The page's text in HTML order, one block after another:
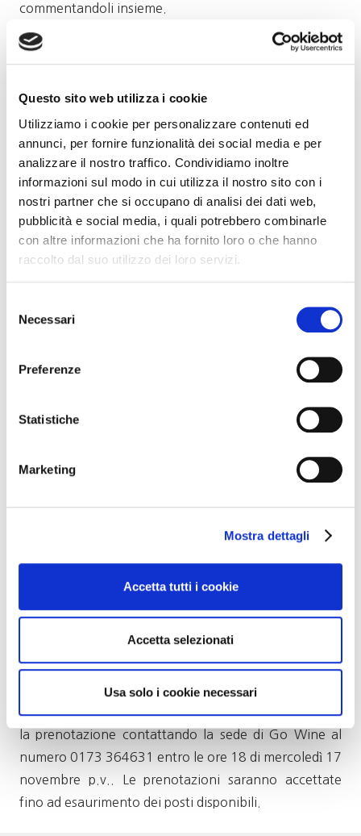
Questo sito web utilizza i cookie
Utilizziamo i cookie per personalizzare contenuti ed
annunci, per fornire funzionalità dei social media e per
analizzare il nostro traffico. Condividiamo inoltre
informazioni sul modo in cui utilizza il nostro sito con i
nostri partner che si occupano di analisi dei dati web,
pubblicità e social media, i quali potrebbero combinarle
con altre informazioni che ha fornito loro o che hanno
raccolto dal suo utilizzo dei loro servizi.
delNecessari
Preferenze
Statistiche
Marketing
Mostra dettagli
Accetta tutti i cookie
Accetta selezionati
Usa solo i cookie necessari
commentandoli insieme.
Sede del convivio la Osteria Vineria Il Torchio di
Dogliani, che si trova nella salita che conduce dal
A proposito della Cisrà:
a Dogliani la celebrano ogni anno nel periodo della
della cucina piemontese. Sembra che anticamente
nel paese di Dogliani, nelle Langhe, durante la festa
dei santi i membri delle confraternite religiose
trippa e ceci ai visitatori che arrivavano da luoghi
lontani attraverso lunghe marce.
Ecco il menu proposto dal ristorante
battuta al coltello, vitello tonnato, insalata russa
Costo della serata: € 43. L’invito è riservato
esclusivamente ai soci.
Il ricavato andrà a sostegno dei progetti culturali
dell’associazione.
I posti sono limitati a 12 partecipanti, ed è necessaria
la prenotazione contattando la sede di Go Wine al
numero 0173 364631 entro le ore 18 di mercoledì 17
novembre p.v.. Le prenotazioni saranno accettate
fino ad esaurimento dei posti disponibili.